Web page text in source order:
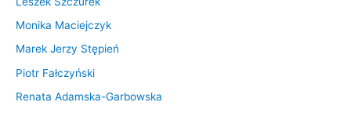
Monika Maciejczyk
Marek Jerzy Stępień
Piotr Fałczyński
Renata Adamska-Garbowska